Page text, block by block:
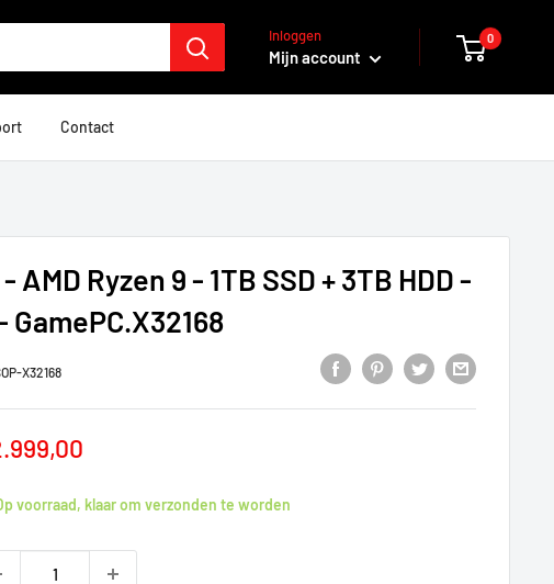
Inloggen
Mijn account
0
Contact
AMD Ryzen 9 - 1TB SSD + 3TB HDD -
GamePC.X32168
X32168
voorraad, klaar om verzonden te worden